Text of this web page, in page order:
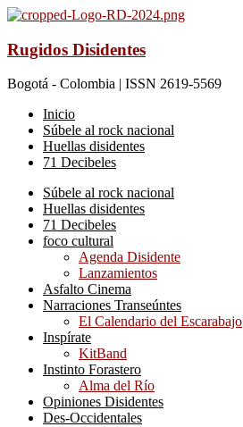
Rugidos Disidentes
Bogotá - Colombia | ISSN 2619-5569
Inicio
Súbele al rock nacional
Huellas disidentes
71 Decibeles
Súbele al rock nacional
Huellas disidentes
71 Decibeles
foco cultural
Agenda Disidente
Lanzamientos
Asfalto Cinema
Narraciones Transeúntes
El Calendario del Escarabajo
Inspírate
KitBand
Instinto Forastero
Alma del Río
Opiniones Disidentes
Des-Occidentales